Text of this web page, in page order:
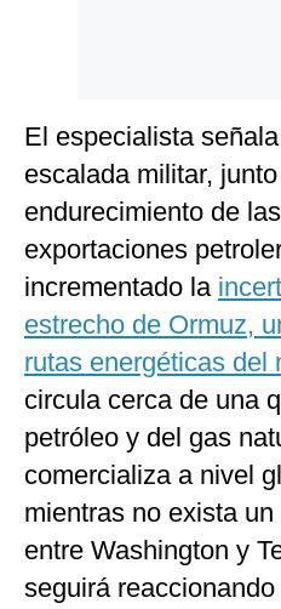
El especialista
escalada militar,
endurecimiento de
exportaciones
incrementado la
estrecho de Ormuz,
rutas energéticas del
circula cerca de una
petróleo y del gas
comercializa a nivel
mientras no exista
entre Washington y
seguirá